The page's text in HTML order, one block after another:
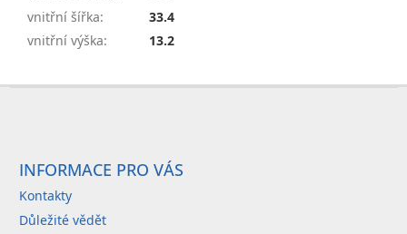
vnitřní šířka:
33.4
vnitřní výška: 13.2
INFORMACE PRO VÁS
Kontakty
Důležité vědět